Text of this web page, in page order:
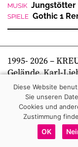
MUSIK Jungstötter
SPIELE Gothic 1
1995- 2026–
Gelände, Karl-
Telefon +49 341
Diese Website
Sie unseren
Cookies und
Zustimmung
OK